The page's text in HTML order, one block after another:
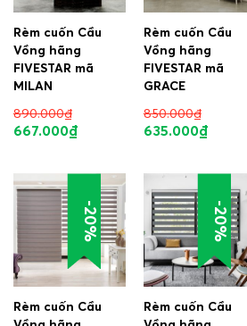
Rèm cuốn Cầu
Vồng hãng
FIVESTAR mã
MILAN
890.000₫
667.000₫
Rèm cuốn Cầu
Vồng hãng
FIVESTAR mã
GRACE
850.000₫
635.000₫
-20%
Rèm cuốn Cầu
-20%
Rèm cuốn Cầu